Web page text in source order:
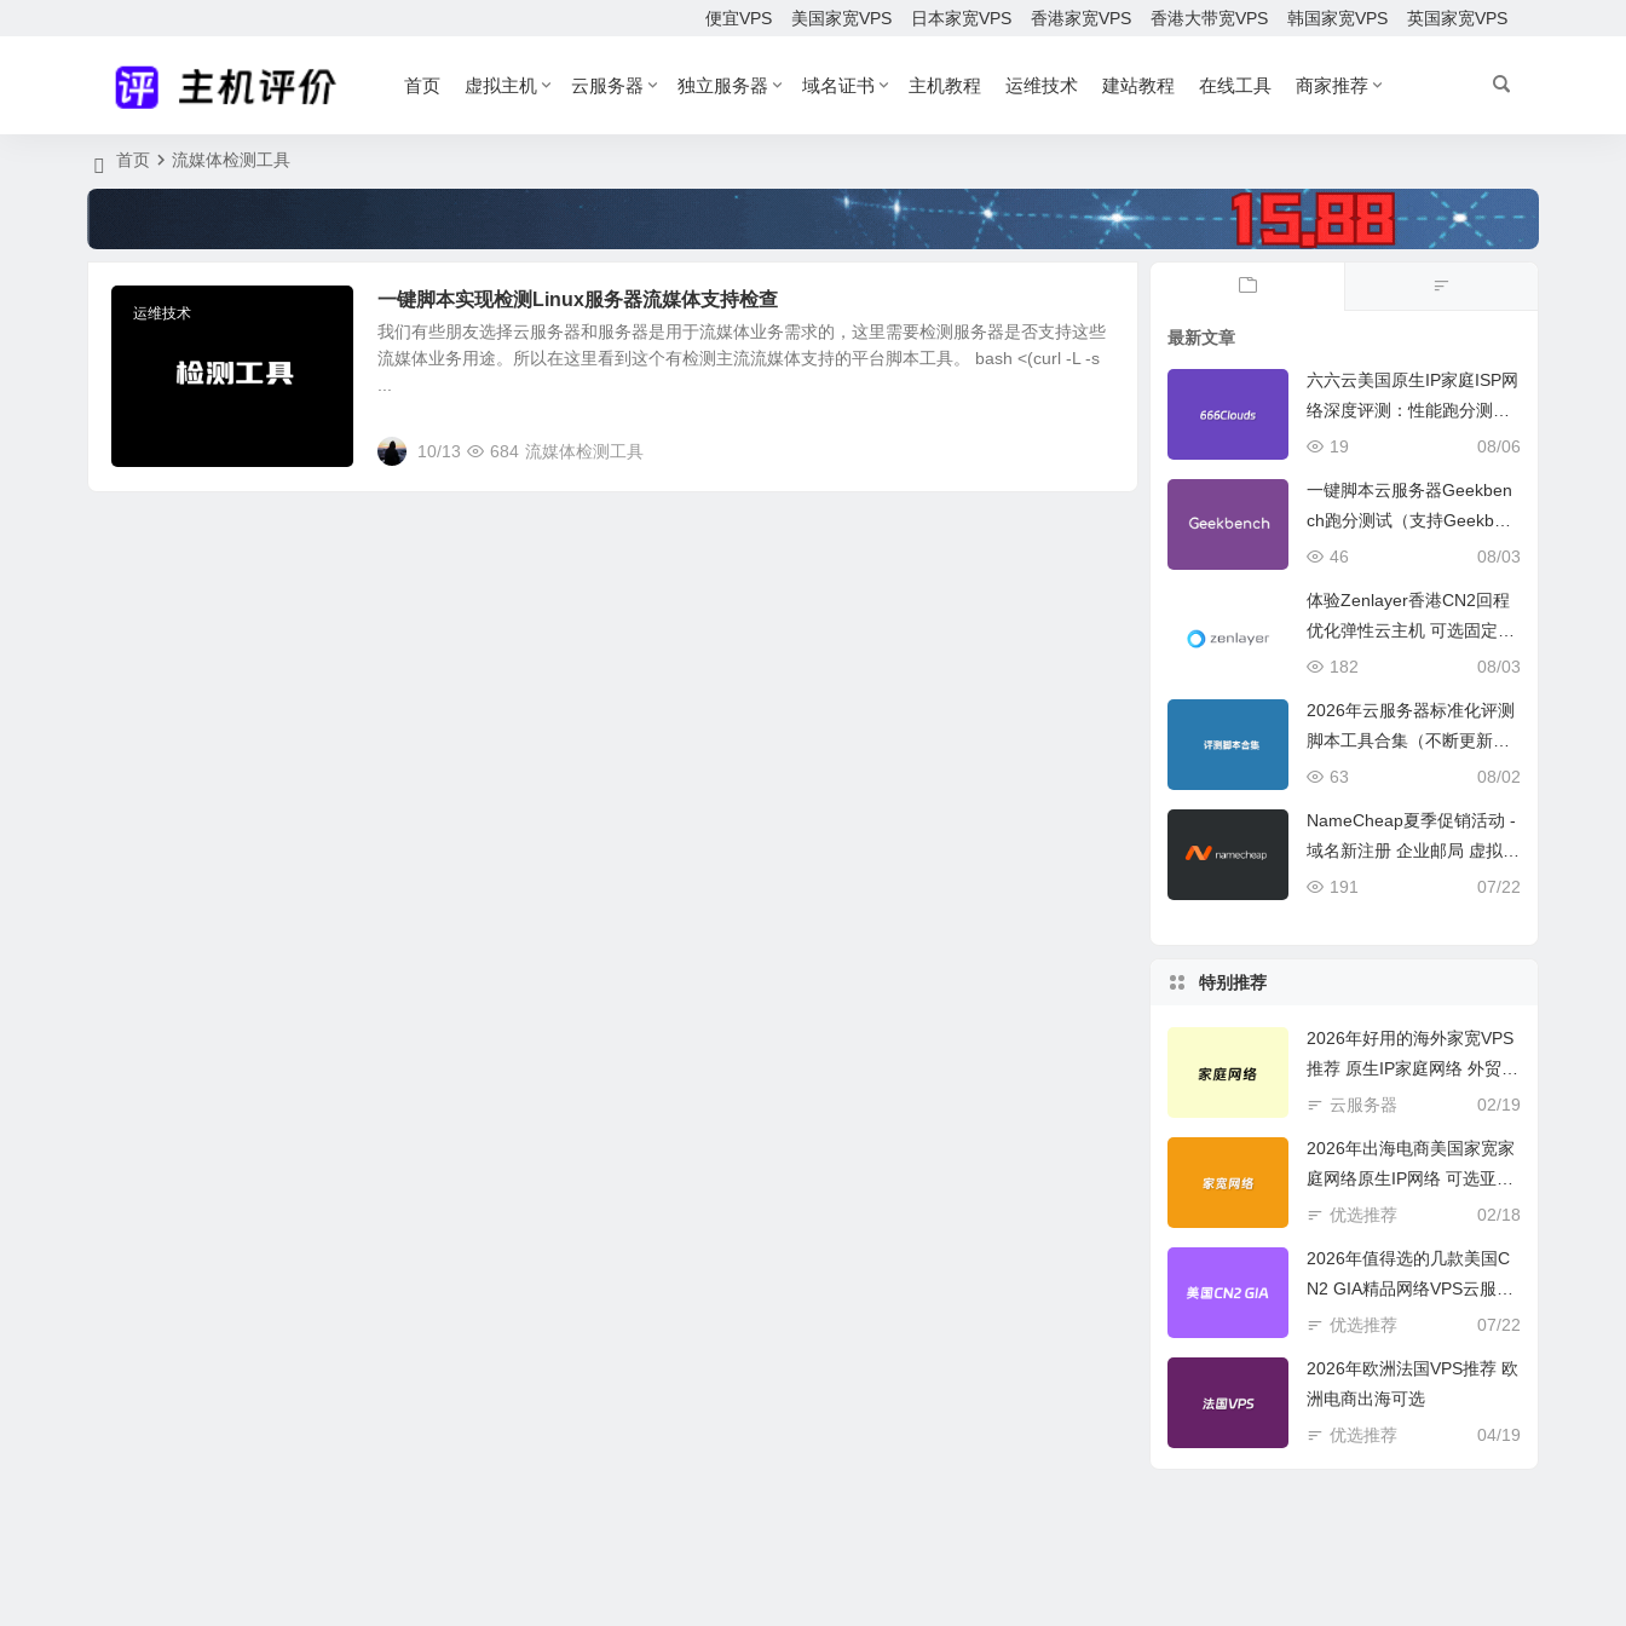
便宜VPS 美国家宽VPS 日本家宽VPS 香港家宽VPS 香港大带宽VPS 韩国家宽VPS 英国家宽VPS
首页 虚拟主机 云服务器 独立服务器 域名证书 主机教程 运维技术 建站教程 在线工具 商家推荐
首页 流媒体检测工具
运维技术
一键脚本实现检测Linux服务器流媒体支持检查
我们有些朋友选择云服务器和服务器是用于流媒体业务需求的，这里需要检测服务器是否支持这些
流媒体业务用途。所以在这里看到这个有检测主流流媒体支持的平台脚本工具。 bash <(curl -L -s
10/13 684 流媒体检测工具
最新文章
六六云美国原生IP家庭ISP网
络深度评测：性能跑分测
试、网络线路与购买建议08/06
19
一键脚本云服务器Geekben
ch跑分测试（支持Geekben
ch 5 Geekbench 6 Geekbe
08/03
46
体验Zenlayer香港CN2回程
优化弹性云主机 可选固定带
宽或流量模式
08/03
182
2026年云服务器标准化评测
脚本工具合集（不断更新完
善）
08/02
63
NameCheap夏季促销活动 -
域名新注册 企业邮局 虚拟主
机活动盘点
07/22
191
特别推荐
2026年好用的海外家宽VPS
推荐 原生IP家庭网络 外贸电
商必选
02/19
云服务器
2026年出海电商美国家宽家
庭网络原生IP网络 可选亚欧
美云服务器
02/18
优选推荐
2026年值得选的几款美国C
N2 GIA精品网络VPS云服务
器推荐
07/22
优选推荐
2026年欧洲法国VPS推荐 欧
洲电商出海可选
04/19
优选推荐